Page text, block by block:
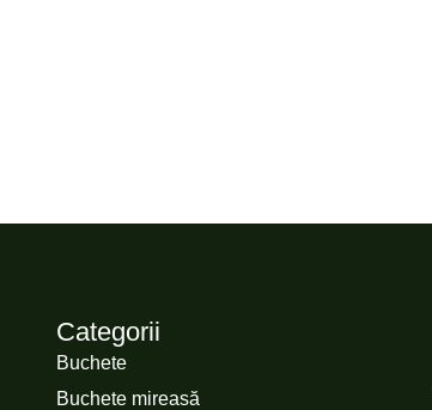
Categorii
Buchete
Buchete mireasă